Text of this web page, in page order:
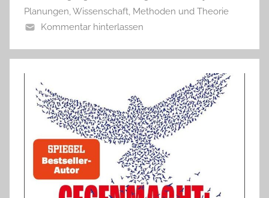
Planungen,Wissenschaft, Methoden und Theorie
Kommentar hinterlassen